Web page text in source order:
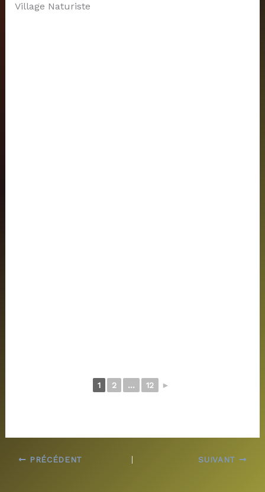
Village Naturiste
1 2 ... 12 ►
PRÉCÉDENT SUIVANT